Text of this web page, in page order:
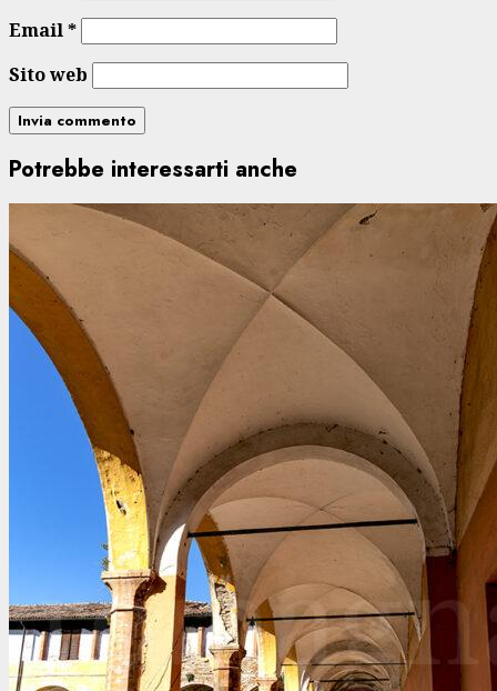
Email*
Sito web
Potrebbe interessarti anche